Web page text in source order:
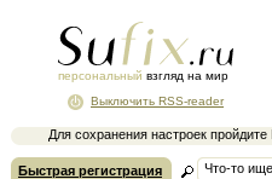
персональный взгляд на мир
Для сохранения настроек
Выключить RSS-reader
Быстрая регистрация